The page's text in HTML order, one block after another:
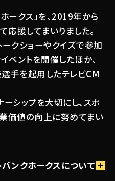
ークス」を、2019年から
応援してまいりました。
クショーやクイズで参加
ベントを開催したほか、
手を起用したテレビCM
シップを大切にし、スポ
価値の向上に努めてまい
ンクホークスについて
東佑京選手が夢の共
ス新テレビCM 2026
り福岡エリアで放送